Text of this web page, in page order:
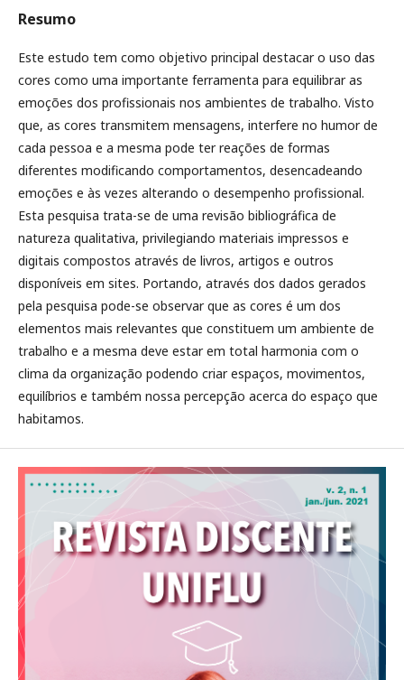
Resumo
Este estudo tem como objetivo principal destacar o uso das
cores como uma importante ferramenta para equilibrar as
emoções dos profissionais nos ambientes de trabalho. Visto
que, as cores transmitem mensagens, interfere no humor de
cada pessoa e a mesma pode ter reações de formas
diferentes modificando comportamentos, desencadeando
emoções e às vezes alterando o desempenho profissional.
Esta pesquisa trata-se de uma revisão bibliográfica de
natureza qualitativa, privilegiando materiais impressos e
digitais compostos através de livros, artigos e outros
disponíveis em sites. Portando, através dos dados gerados
pela pesquisa pode-se observar que as cores é um dos
elementos mais relevantes que constituem um ambiente de
trabalho e a mesma deve estar em total harmonia com o
clima da organização podendo criar espaços, movimentos,
equilíbrios e também nossa percepção acerca do espaço que
habitamos.